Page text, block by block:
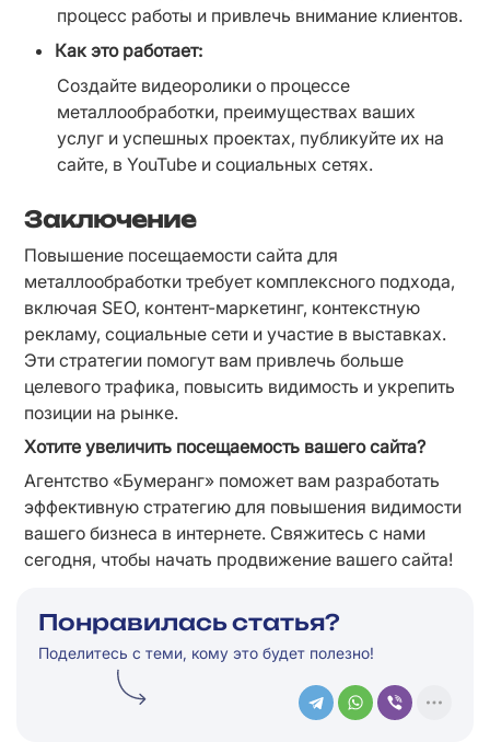
процесс работы и привлечь внимание клиентов.
Как это работает:
Создайте видеоролики о процессе
металлообработки, преимуществах ваших
услуг и успешных проектах, публикуйте их на
сайте, в YouTube и социальных сетях.
Заключение
Повышение посещаемости сайта для
металлообработки требует комплексного подхода,
включая SEO, контент-маркетинг, контекстную
рекламу, социальные сети и участие в выставках.
Эти стратегии помогут вам привлечь больше
целевого трафика, повысить видимость и укрепить
позиции на рынке.
Хотите увеличить посещаемость вашего сайта?
Агентство «Бумеранг» поможет вам разработать
эффективную стратегию для повышения видимости
вашего бизнеса в интернете. Свяжитесь с нами
сегодня, чтобы начать продвижение вашего сайта!
Понравилась статья?
Поделитесь с теми, кому это будет полезно!